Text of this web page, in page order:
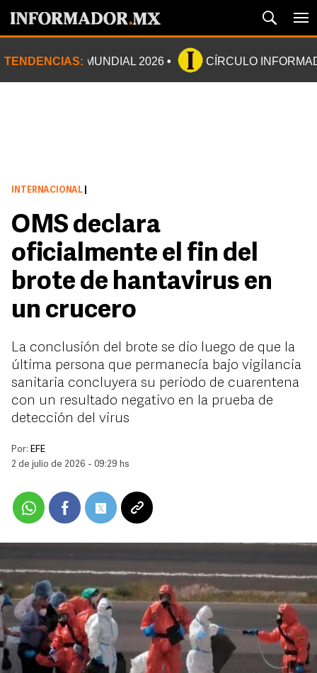
TENDENCIAS: MUNDIAL 2026 CÍRCULO
INTERNACIONAL
OMS declara
oficialmente el fin del
brote de hantavirus en
un crucero
La conclusión del brote se dio luego de que la
última persona que permanecía bajo vigilancia
sanitaria concluyera su periodo de cuarentena
con un resultado negativo en la prueba de
detección del virus
Por: EFE
2 de julio de 2026 - 09:29 hs